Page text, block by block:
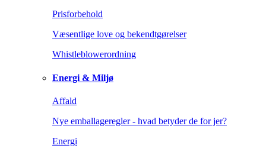
Prisforbehold
Væsentlige love og bekendtgørelser
Whistleblowerordning
Energi & Miljø
Affald
Nye emballageregler - hvad betyder de for jer?
Energi